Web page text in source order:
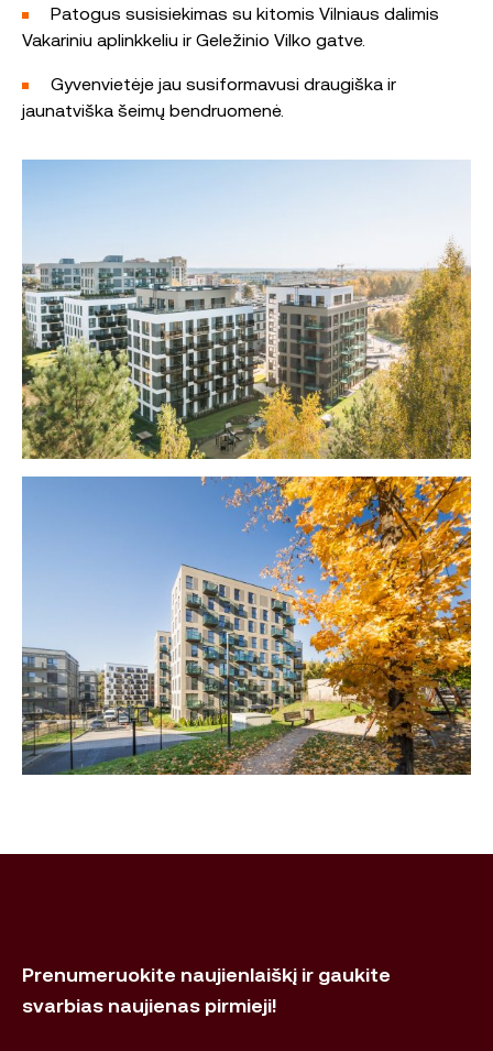
Patogus susisiekimas su kitomis Vilniaus dalimis
Vakariniu aplinkkeliu ir Geležinio Vilko gatve.
Gyvenvietėje jau susiformavusi draugiška ir
jaunatviška šeimų bendruomenė.
Prenumeruokite naujienlaiškį ir gaukite
svarbias naujienas pirmieji!